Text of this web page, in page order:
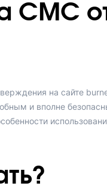
СМС
на сайте
и вполне